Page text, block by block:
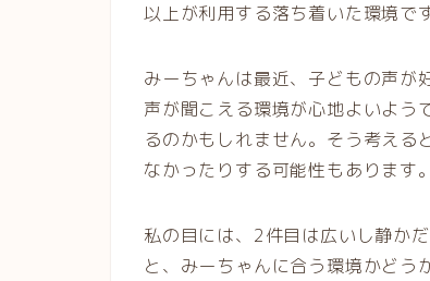
以上が利用する落ち着いた環境です
みーちゃんは最近、子どもの声が
声が聞こえる環境が心地よいよう
るのかもしれません。そう考え
なかったりする可能性もあります。
私の目には、2件目は広いし静か
と、みーちゃんに合う環境かどう